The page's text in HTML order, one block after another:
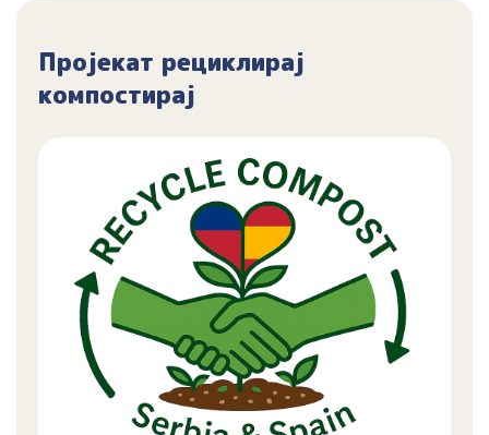
Пројекат рециклирај
компостирај